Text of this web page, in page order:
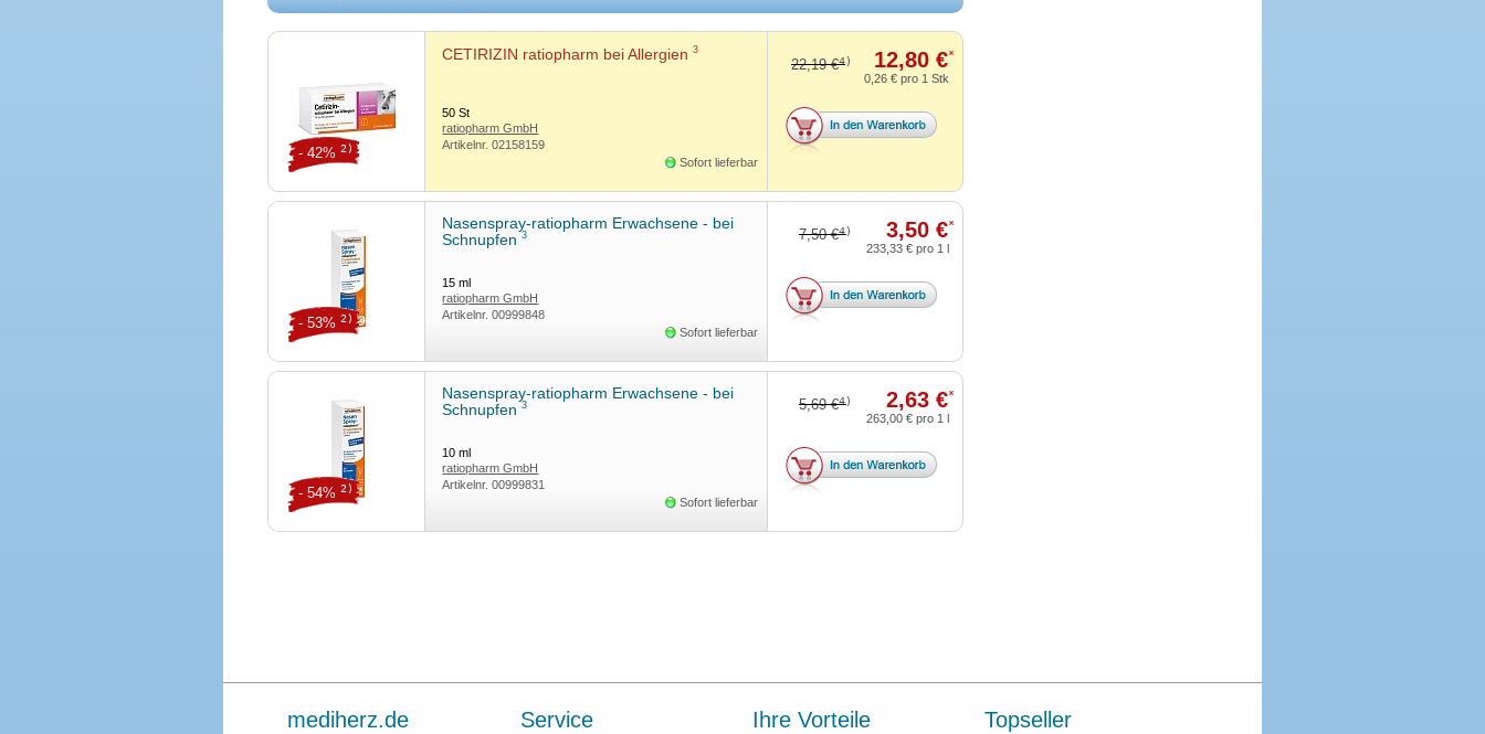
CETIRIZIN ratiopharm bei Allergien3
50St
ratiopharm GmbH
Artikelnr.02158159
Sofort lieferbar
22,19 €4) 12,80 €*
- 42% 2)
0,26 € pro 1 Stk
Nasenspray-ratiopharm Erwachsene - bei
Schnupfen3
15ml
ratiopharm GmbH
Artikelnr.00999848
Sofort lieferbar
7,50 €4) 3,50 €*
- 53% 2)
233,33 € pro 1 l
Nasenspray-ratiopharm Erwachsene - bei
Schnupfen3
10ml
ratiopharm GmbH
Artikelnr.00999831
Sofort lieferbar
5,69 €4) 2,63 €*
- 54% 2)
263,00 € pro 1 l
mediherz.de Service Ihre Vorteile Topseller